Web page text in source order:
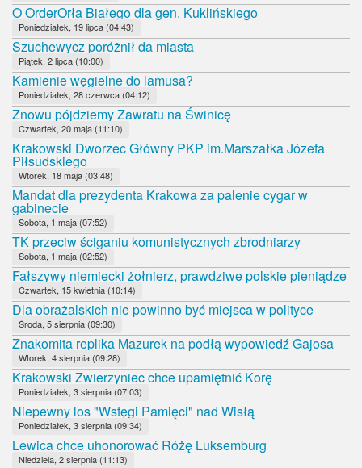
O OrderOrła Białego dla gen. Kuklińskiego
Poniedziałek, 19 lipca (04:43)
Szuchewycz poróżnił da miasta
Piątek, 2 lipca (10:00)
Kamienie węgielne do lamusa?
Poniedziałek, 28 czerwca (04:12)
Znowu pójdziemy Zawratu na Świnicę
Czwartek, 20 maja (11:10)
Krakowski Dworzec Główny PKP im.Marszałka Józefa
Piłsudskiego
Wtorek, 18 maja (03:48)
Mandat dla prezydenta Krakowa za palenie cygar w
gabinecie
Sobota, 1 maja (07:52)
TK przeciw ściganiu komunistycznych zbrodniarzy
Sobota, 1 maja (02:52)
Fałszywy niemiecki żołnierz, prawdziwe polskie pieniądze
Czwartek, 15 kwietnia (10:14)
Dla obrażalskich nie powinno być miejsca w polityce
Środa, 5 sierpnia (09:30)
Znakomita replika Mazurek na podłą wypowiedź Gajosa
Wtorek, 4 sierpnia (09:28)
Krakowski Zwierzyniec chce upamiętnić Korę
Poniedziałek, 3 sierpnia (07:03)
Niepewny los "Wstęgi Pamięci" nad Wisłą
Poniedziałek, 3 sierpnia (09:34)
Lewica chce uhonorować Różę Luksemburg
Niedziela, 2 sierpnia (11:13)